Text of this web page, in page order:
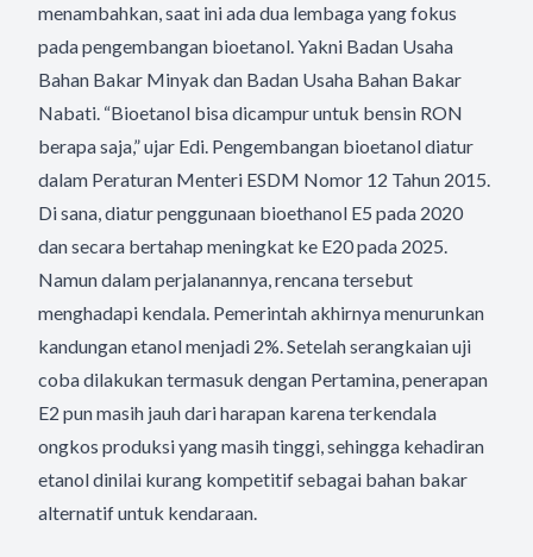
menambahkan, saat ini ada dua lembaga yang fokus
pada pengembangan bioetanol. Yakni Badan Usaha
Bahan Bakar Minyak dan Badan Usaha Bahan Bakar
Nabati. “Bioetanol bisa dicampur untuk bensin RON
berapa saja,” ujar Edi. Pengembangan bioetanol diatur
dalam Peraturan Menteri ESDM Nomor 12 Tahun 2015.
Di sana, diatur penggunaan bioethanol E5 pada 2020
dan secara bertahap meningkat ke E20 pada 2025.
Namun dalam perjalanannya, rencana tersebut
menghadapi kendala. Pemerintah akhirnya menurunkan
kandungan etanol menjadi 2%. Setelah serangkaian uji
coba dilakukan termasuk dengan Pertamina, penerapan
E2 pun masih jauh dari harapan karena terkendala
ongkos produksi yang masih tinggi, sehingga kehadiran
etanol dinilai kurang kompetitif sebagai bahan bakar
alternatif untuk kendaraan.